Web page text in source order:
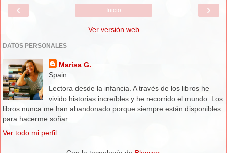
‹ ›
Inicio
Ver versión web
DATOS PERSONALES
Marisa G.
Spain
Lectora desde la infancia. A través de los libros he
vivido historias increíbles y he recorrido el mundo. Los
libros nunca me han abandonado porque siempre están disponibles
para hacerme soñar.
Ver todo mi perfil